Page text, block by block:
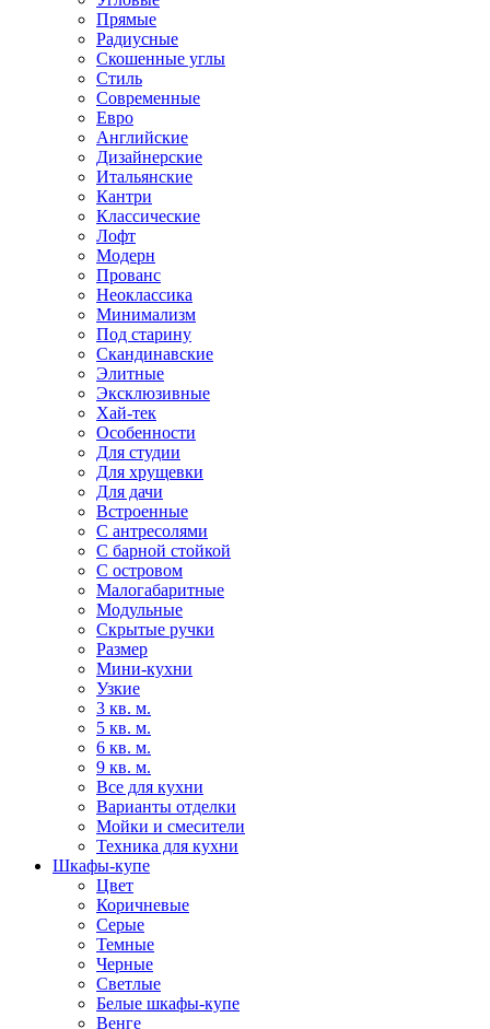
Прямые
Радиусные
Скошенные углы
Стиль
Современные
Евро
Английские
Дизайнерские
Итальянские
Кантри
Классические
Лофт
Модерн
Прованс
Неоклассика
Минимализм
Под старину
Скандинавские
Элитные
Эксклюзивные
Хай-тек
Особенности
Для студии
Для хрущевки
Для дачи
Встроенные
С антресолями
С барной стойкой
С островом
Малогабаритные
Модульные
Скрытые ручки
Размер
Мини-кухни
Узкие
3 кв. м.
5 кв. м.
6 кв. м.
9 кв. м.
Все для кухни
Варианты отделки
Мойки и смесители
Техника для кухни
Шкафы-купе
Цвет
Коричневые
Серые
Темные
Черные
Светлые
Белые шкафы-купе
Венге